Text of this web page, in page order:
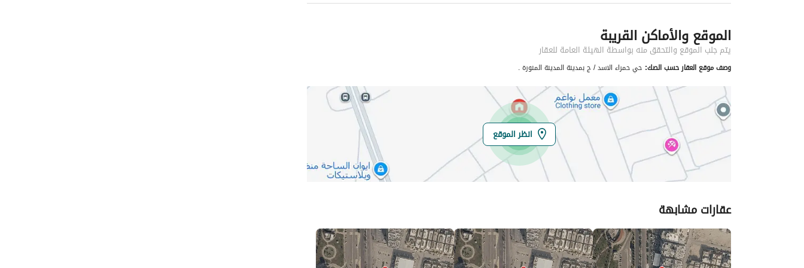
خدمات العقار
لا يوجد خدمات
تفاصيل اضافية
عمر العقار
-
عرض الشارع
40
رقم المخطط
رقم صك الملكية
واجهة العقار
شمالية
حدود واطوال العقار -
هل يوجد اي التزام
على العقار ؟
مطابقة لكود البناء
-
العقار مرهون
لا
العقار مقيد
لا
الموقع والأماكن القريبة
يتم جلب الموقع والتحقق منه بواسطة الهيئة العامة للعقار
وصف موقع العقار حسب الصك: حي حمراء الاسد / ج بمدينة المدينة المنورة .
انظر الموقع
عقارات مشابهة